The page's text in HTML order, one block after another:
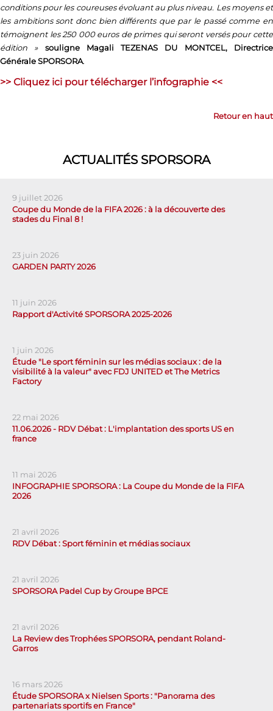
conditions pour les coureuses évoluant au plus niveau. Les moyens et
les ambitions sont donc bien différents que par le passé comme en
témoignent les 250 000 euros de primes qui seront versés pour cette
édition » souligne Magali TEZENAS DU MONTCEL, Directrice
Générale SPORSORA.
>> Cliquez ici pour télécharger l’infographie <<
Retour en haut
ACTUALITÉS SPORSORA
9 juillet 2026
Coupe du Monde de la FIFA 2026 : à la découverte des
stades du Final 8 !
23 juin 2026
GARDEN PARTY 2026
11 juin 2026
Rapport d'Activité SPORSORA 2025-2026
1 juin 2026
Étude "Le sport féminin sur les médias sociaux : de la
visibilité à la valeur" avec FDJ UNITED et The Metrics
Factory
22 mai 2026
11.06.2026 - RDV Débat : L'implantation des sports US en
france
11 mai 2026
INFOGRAPHIE SPORSORA : La Coupe du Monde de la FIFA
2026
21 avril 2026
RDV Débat : Sport féminin et médias sociaux
21 avril 2026
SPORSORA Padel Cup by Groupe BPCE
21 avril 2026
La Review des Trophées SPORSORA, pendant Roland-
Garros
16 mars 2026
Étude SPORSORA x Nielsen Sports : "Panorama des
partenariats sportifs en France"